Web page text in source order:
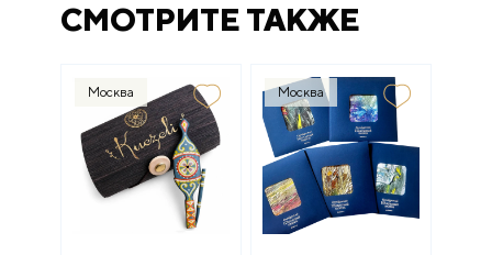
СМОТРИТЕ ТАКЖЕ
Москва Москва